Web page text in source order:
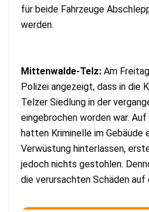
für beide Fahrzeuge
werden.
Mittenwalde-Telz: Am
Polizei angezeigt, dass in die
Telzer Siedlung in der
eingebrochen worden war.
hatten Kriminelle im Gebäude
Verwüstung hinterlassen,
jedoch nichts gestohlen.
die verursachten Schäden auf